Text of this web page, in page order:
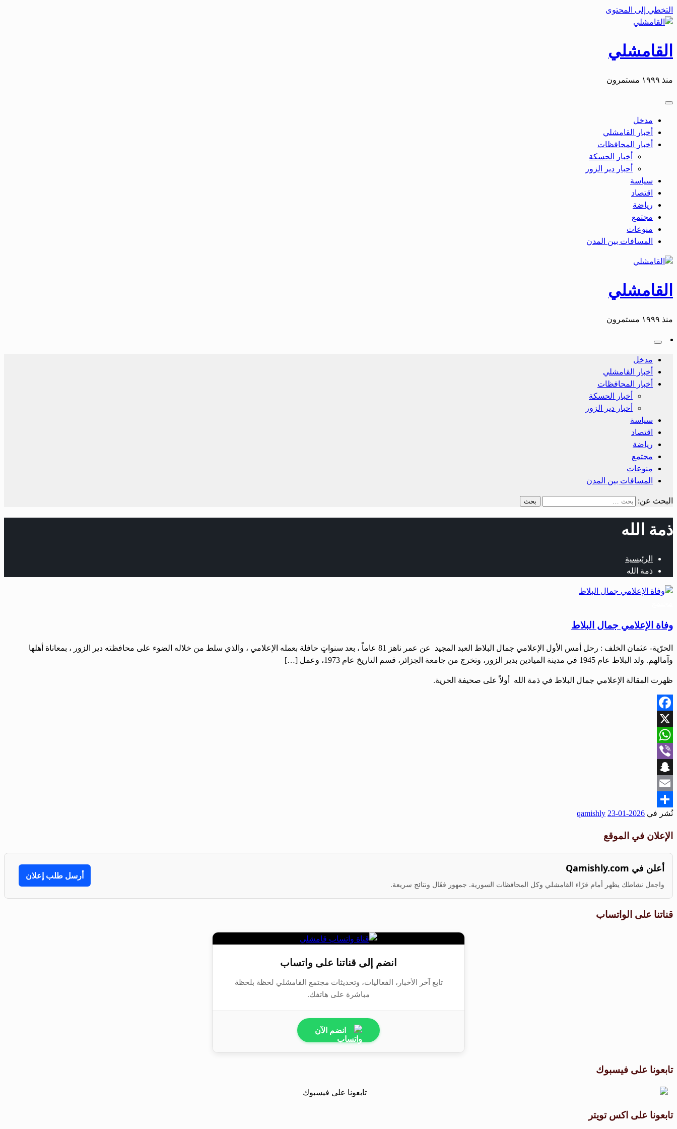
التخطي إلى المحتوى
القامشلي
منذ ١٩٩٩ مستمرون
مدخل
أخبار القامشلي
أخبار المحافظات
أخبار الحسكة
أحبار دير الزور
سياسة
اقتصاد
رياضة
مجتمع
منوعات
المسافات بين المدن
القامشلي
منذ ١٩٩٩ مستمرون
مدخل
أخبار القامشلي
أخبار المحافظات
أخبار الحسكة
أحبار دير الزور
سياسة
اقتصاد
رياضة
مجتمع
منوعات
المسافات بين المدن
البحث عن:
ذمة الله
الرئيسية
ذمة الله
وفاة الإعلامي جمال البلاط
الحرّية- عثمان الخلف : رحل أمس الأول الإعلامي جمال البلاط العبد المجيد عن عمر ناهز 81 عاماً ، بعد سنواتٍ حافلة بعمله الإعلامي ، والذي سلط من خلاله الضوء على محافظته دير الزور ، بمعاناة أهلها
وآمالهم. ولد البلاط عام 1945 في مدينة الميادين بدير الزور، وتخرج من جامعة الجزائر، قسم التاريخ عام 1973، وعمل […]
ظهرت المقالة الإعلامي جمال البلاط في ذمة الله أولاً على صحيفة الحرية.
Facebook
X
WhatsApp
Viber
Snapchat
Email
Share
نُشر في 2026-01-23
qamishly
الإعلان في الموقع
أعلن في Qamishly.com
واجعل نشاطك يظهر أمام قرّاء القامشلي وكل المحافظات السورية. جمهور فعّال ونتائج سريعة.
أرسل طلب إعلان
قناتنا على الواتساب
انضم إلى قناتنا على واتساب
تابع آخر الأخبار، الفعاليات، وتحديثات مجتمع القامشلي لحظة بلحظة
مباشرة على هاتفك.
انضم الآن
تابعونا على فيسبوك
تابعونا على اكس تويتر